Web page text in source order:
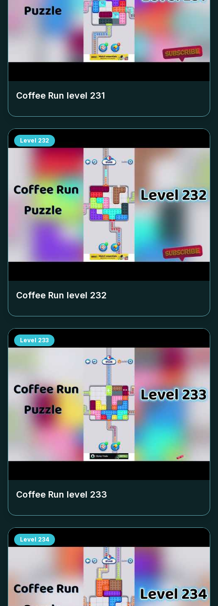
Coffee Run level 231
Level 232
Coffee Run level 232
Level 233
Coffee Run level 233
Level 234